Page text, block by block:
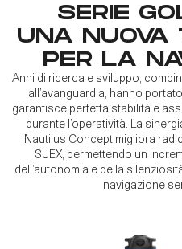
SERIE
UNA NUOVA
PER LA
Anni di ricerca e sviluppo,
all’avanguardia, hanno
garantisce perfetta stabilità e
durante l’operatività. La
Nautilus Concept migliora
SUEX, permettendo un
dell’autonomia e della
navigazione